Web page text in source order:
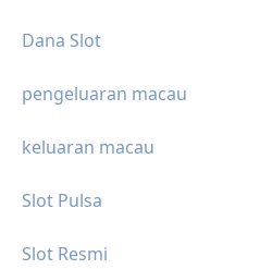
Dana Slot
pengeluaran macau
keluaran macau
Slot Pulsa
Slot Resmi